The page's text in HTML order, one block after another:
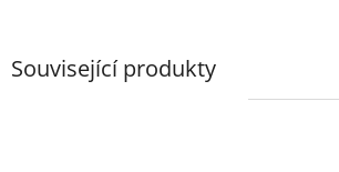
Související produkty